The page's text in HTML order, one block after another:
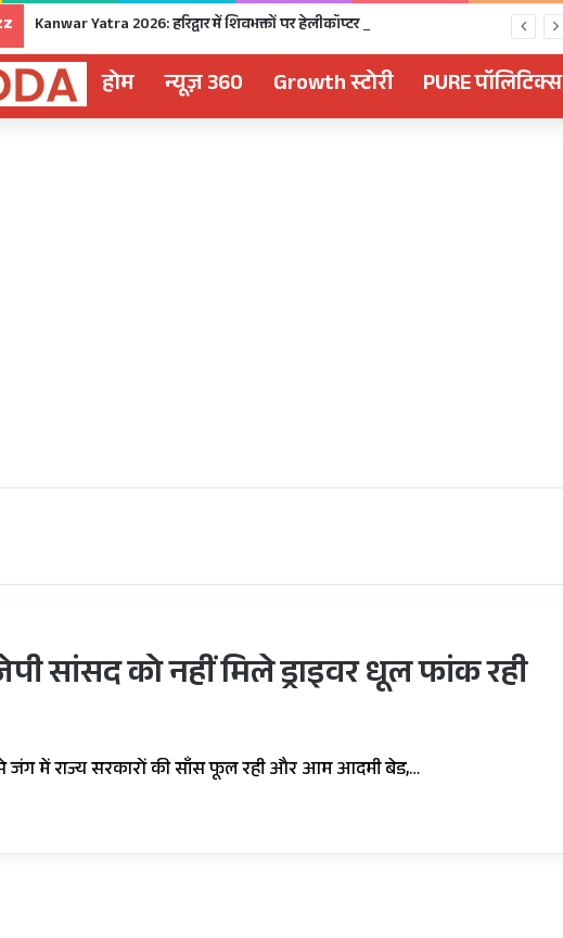
होम न्यूज़ 360 Growth स्टोरी PURE पॉलिटिक्स
सांसद को नहीं मिले ड्राइवर धूल फांक रही
से जंग में राज्य सरकारों की साँस फूल रही और आम आदमी बेड,…